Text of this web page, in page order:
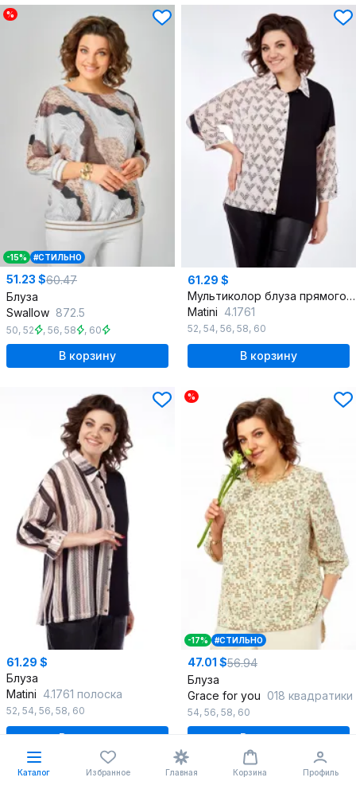
%
-15% #СТИЛЬНО
51.23 $60.47
Блуза
Swallow 872.5
50, 52 , 56, 58 , 60
В корзину
61.29 $
Мультиколор блуза прямого силуэта с рукавом 3/4 и воротником
Matini 4.1761
52, 54, 56, 58, 60
В корзину
61.29 $
Блуза
Matini 4.1761 полоска
52, 54, 56, 58, 60
В корзину
%
-17% #СТИЛЬНО
47.01 $56.94
Блуза
Grace for you 018 квадратики
54, 56, 58, 60
В корзину
Каталог Избранное Главная Корзина Профиль